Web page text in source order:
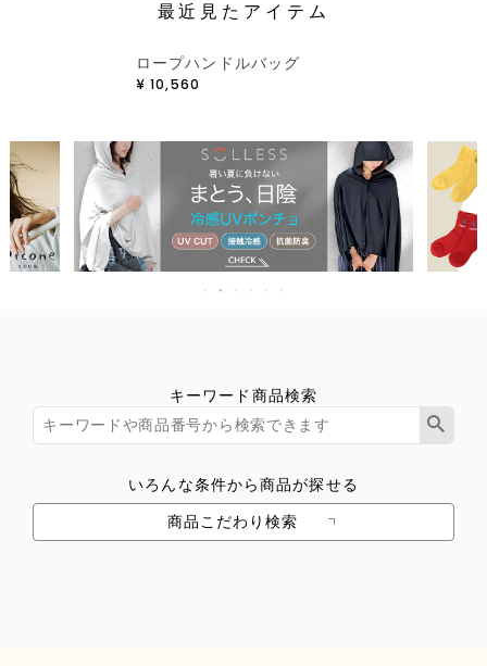
最近見たアイテム
ロープハンドルバッグ
¥ 10,560
キーワード商品検索
いろんな条件から商品が探せる
商品こだわり検索